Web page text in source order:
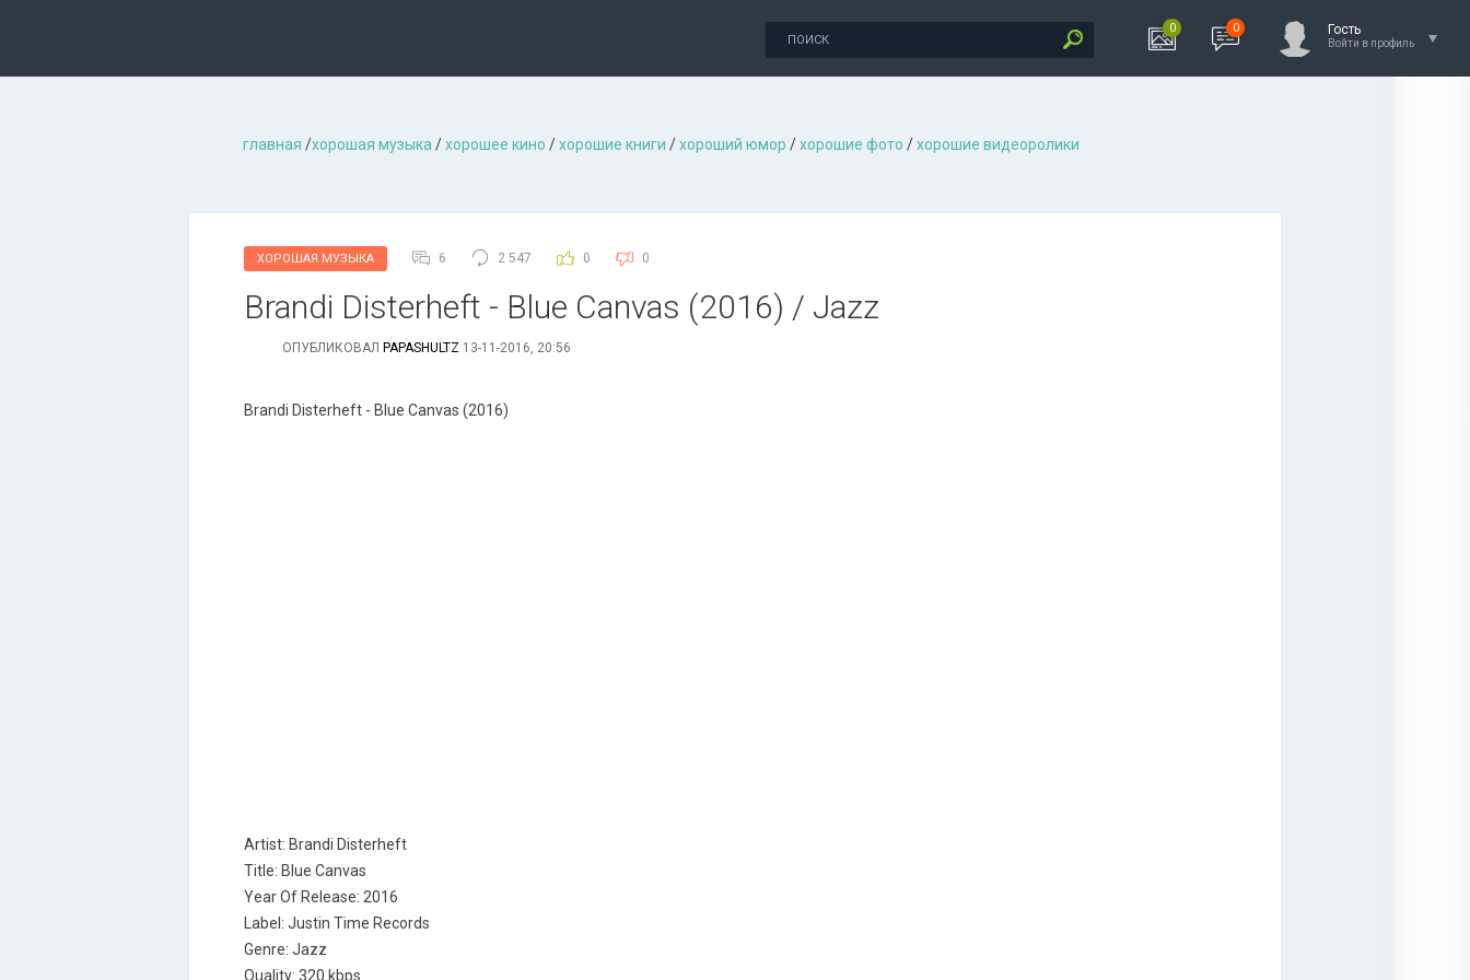
0 0 Гость
Войти в профиль
главная /хорошая музыкa /хорошее кино /хорошие книги /хороший юмор /хорошие фото /хорошие видеоролики
ХОРОШАЯ МУЗЫКА 6 2 547 0 0
Brandi Disterheft - Blue Canvas (2016) / Jazz
ОПУБЛИКОВАЛ PAPASHULTZ 13-11-2016, 20:56
Brandi Disterheft - Blue Canvas (2016)
Artist: Brandi Disterheft
Title: Blue Canvas
Year Of Release: 2016
Label: Justin Time Records
Genre: Jazz
Quality: 320 kbps